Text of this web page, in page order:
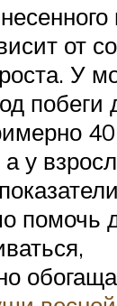
от
У
40
а у
помочь